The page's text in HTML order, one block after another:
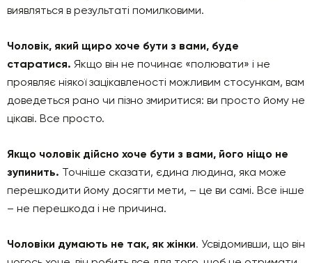
виявляться в результаті помилковими.
Чоловік, який щиро хоче бути з вами, буде
старатися. Якщо він не починає «полювати» і не
проявляє ніякої зацікавленості можливим стосункам, вам
доведеться рано чи пізно змиритися: ви просто йому не
цікаві. Все просто.
Якщо чоловік дійсно хоче бути з вами, його ніщо не
зупинить. Точніше сказати, єдина людина, яка може
перешкодити йому досягти мети, – це ви самі. Все інше
– не перешкода і не причина.
Чоловіки думають не так, як жінки. Усвідомивши, що він